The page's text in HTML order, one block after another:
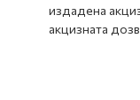
издадена
акцизната